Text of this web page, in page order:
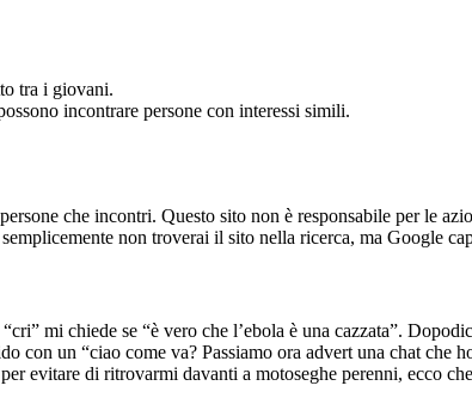
tra i giovani.
incontrare persone con interessi simili.
che incontri. Questo sito non è responsabile per le
non troverai il sito nella ricerca, ma Google
mi chiede se “è vero che l’ebola è una cazzata”.
con un “ciao come va? Passiamo ora advert una chat che
evitare di ritrovarmi davanti a motoseghe perenni, ecco